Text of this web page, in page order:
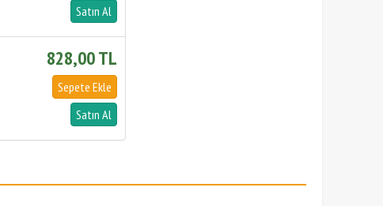
828,00 TL